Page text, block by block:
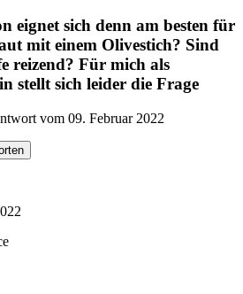
eignet sich denn am besten für
mit einem Olivestich? Sind
reizend? Für mich als
stellt sich leider die Frage
vom 09. Februar 2022